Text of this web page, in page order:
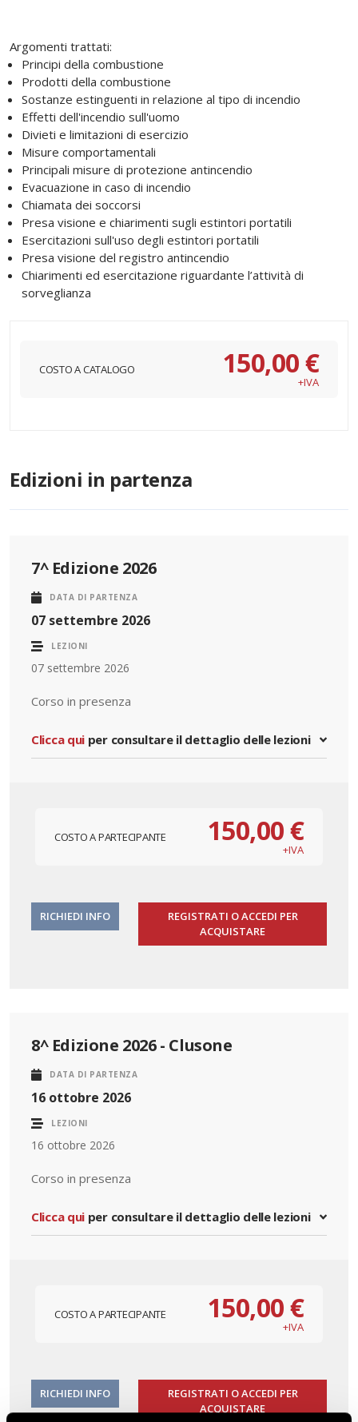
Argomenti trattati:
Principi della combustione
Prodotti della combustione
Sostanze estinguenti in relazione al tipo di incendio
Effetti dell'incendio sull'uomo
Divieti e limitazioni di esercizio
Misure comportamentali
Principali misure di protezione antincendio
Evacuazione in caso di incendio
Chiamata dei soccorsi
Presa visione e chiarimenti sugli estintori portatili
Esercitazioni sull'uso degli estintori portatili
Presa visione del registro antincendio
Chiarimenti ed esercitazione riguardante l’attività di
sorveglianza
COSTO A CATALOGO 150,00 €
+IVA
Edizioni in partenza
7^ Edizione 2026
DATA DI PARTENZA
07 settembre 2026
LEZIONI
07 settembre 2026
Corso in presenza
Clicca qui per consultare il dettaglio delle lezioni
COSTO A PARTECIPANTE 150,00 €
+IVA
RICHIEDI INFO
REGISTRATI O ACCEDI PER
ACQUISTARE
8^ Edizione 2026 - Clusone
DATA DI PARTENZA
16 ottobre 2026
LEZIONI
16 ottobre 2026
Corso in presenza
Clicca qui per consultare il dettaglio delle lezioni
COSTO A PARTECIPANTE 150,00 €
+IVA
RICHIEDI INFO
REGISTRATI O ACCEDI PER
ACQUISTARE